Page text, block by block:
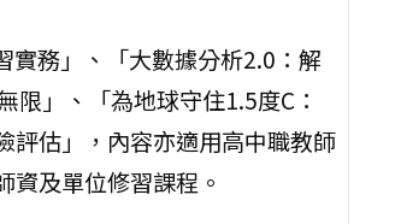
實務」、「大數據分析2.0：解
」、「為地球守住1.5度C：
評估」，內容亦適用高中職教師
資及單位修習課程。